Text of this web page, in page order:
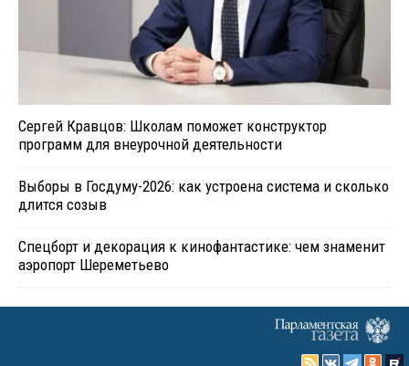
Сергей Кравцов: Школам поможет конструктор
программ для внеурочной деятельности
Выборы в Госдуму-2026: как устроена система и сколько
длится созыв
Спецборт и декорация к кинофантастике: чем знаменит
аэропорт Шереметьево